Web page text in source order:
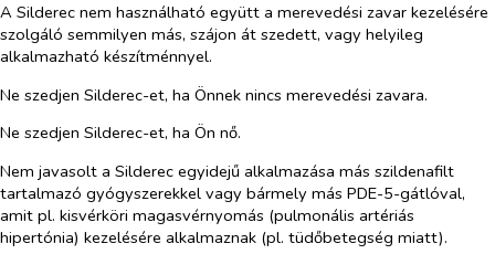
A Silderec nem használható együtt a merevedési zavar kezelésére
szolgáló semmilyen más, szájon át szedett, vagy helyileg
alkalmazható készítménnyel.
Ne szedjen Silderec-et, ha Önnek nincs merevedési zavara.
Ne szedjen Silderec-et, ha Ön nő.
Nem javasolt a Silderec egyidejű alkalmazása más szildenafilt
tartalmazó gyógyszerekkel vagy bármely más PDE-5-gátlóval,
amit pl. kisvérköri magasvérnyomás (pulmonális artériás
hipertónia) kezelésére alkalmaznak (pl. tüdőbetegség miatt).